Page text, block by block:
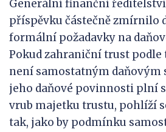
Generální finanční ředitelství
příspěvku částečně zmírnilo
formální požadavky na
Pokud zahraniční trust
není samostatným daňovým
jeho daňové povinnosti plní
vrub majetku trustu, pohlíží
tak, jako by podmínku